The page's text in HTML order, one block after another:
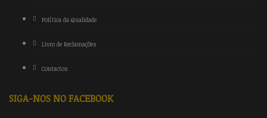
Política da Qualidade
Livro de Reclamações
Contactos
SIGA-NOS NO FACEBOOK